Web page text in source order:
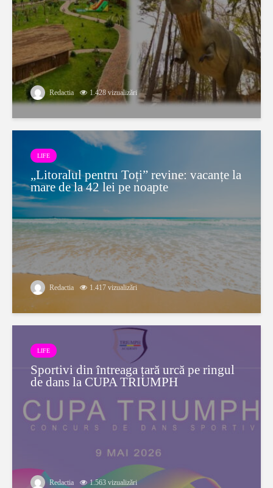
Redactia 1.428 vizualizări
LIFE
„Litoralul pentru Toți” revine: vacanțe la
mare de la 42 lei pe noapte
Redactia 1.417 vizualizări
LIFE
Sportivi din întreaga țară urcă pe ringul
de dans la CUPA TRIUMPH
Redactia 1.563 vizualizări